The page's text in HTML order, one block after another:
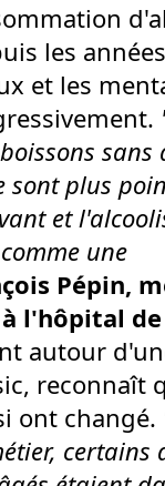
les
et les
sans
sont plus
et
une
Pépin,
l'hôpital de
autour
reconnaît
ont changé.
certains